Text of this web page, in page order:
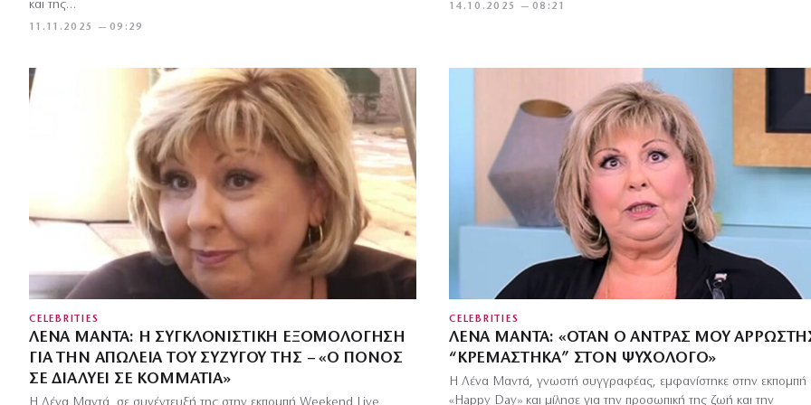
11.11.2025 — 09:29
και της… 14.10.2025 — 08:21
CELEBRITIES
ΛΈΝΑ ΜΑΝΤΆ: Η ΣΥΓΚΛΟΝΙΣΤΙΚΉ ΕΞΟΜΟΛΌΓΗΣΗ
ΓΙΑ ΤΗΝ ΑΠΏΛΕΙΑ ΤΟΥ ΣΥΖΎΓΟΥ ΤΗΣ – «Ο ΠΌΝΟΣ
ΣΕ ΔΙΑΛΎΕΙ ΣΕ ΚΟΜΜΆΤΙΑ»
CELEBRITIES
ΛΈΝΑ ΜΑΝΤΆ: «ΌΤΑΝ Ο ΆΝΤΡΑΣ ΜΟΥ
“ΚΡΕΜΆΣΤΗΚΑ” ΣΤΟΝ ΨΥΧΟΛΌΓΟ»
Η Λένα Μαντά, γνωστή συγγραφέας, εμφανίστηκε στην εκπομπή
«Happy Day» και μίλησε για την προσωπική της ζωή και την